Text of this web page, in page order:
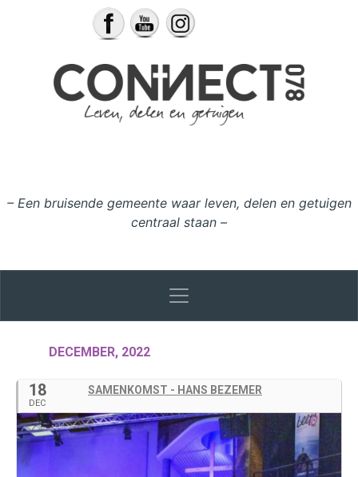
– Een bruisende gemeente waar leven, delen en getuigen
centraal staan –
DECEMBER, 2022
18
DEC
SAMENKOMST - HANS BEZEMER